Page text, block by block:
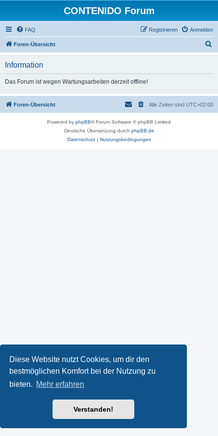
Diese Website nutzt Cookies, um dir den
bestmöglichen Komfort bei der Nutzung zu
bieten. Mehr erfahren
Verstanden!
CONTENIDO Forum
FAQ Anmelden
Registrieren
Foren-Übersicht
Information
Das Forum ist wegen Wartungsarbeiten derzeit offline!
Foren-Übersicht Alle Zeiten sind UTC+02:00
Powered by phpBB® Forum Software © phpBB Limited
Deutsche Übersetzung durch phpBB.de
Datenschutz| Nutzungsbedingungen